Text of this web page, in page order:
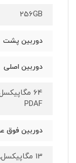
256GB
دوربین پشت
دوربین اصلی
PDAF
دوربین فوق
13 مگاپیکسل, f/2.4, 123˚ (ultrawide), 1.12µm